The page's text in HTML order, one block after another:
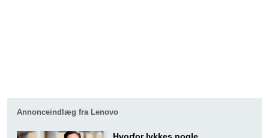
Annonceindlæg fra Lenovo